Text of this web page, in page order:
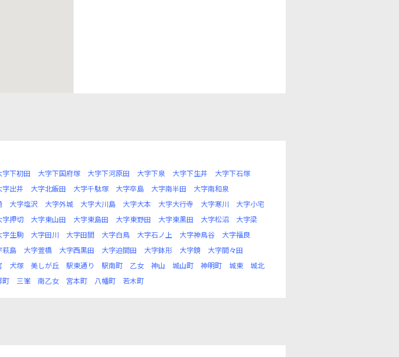
字下初田 大字下国府塚 大字下河原田 大字下泉 大字下生井
大字下石塚
字出井 大字北飯田 大字千駄塚 大字卒島 大字南半田
大字南和泉
大字塩沢 大字外城 大字大川島 大字大本 大字大行寺 大字寒川
大字小宅
字押切 大字東山田 大字東島田 大字東野田 大字東黒田 大字松沼
大字梁
字生駒 大字田川 大字田間 大字白鳥 大字石ノ上 大字神鳥谷
大字福良
萩島 大字萱橋 大字西黒田 大字迫間田 大字鉢形 大字鏡
大字間々田
犬塚 美しが丘 駅東通り 駅南町 乙女 神山 城山町 神明町 城東
城北
町 三峯 南乙女 宮本町 八幡町 若木町